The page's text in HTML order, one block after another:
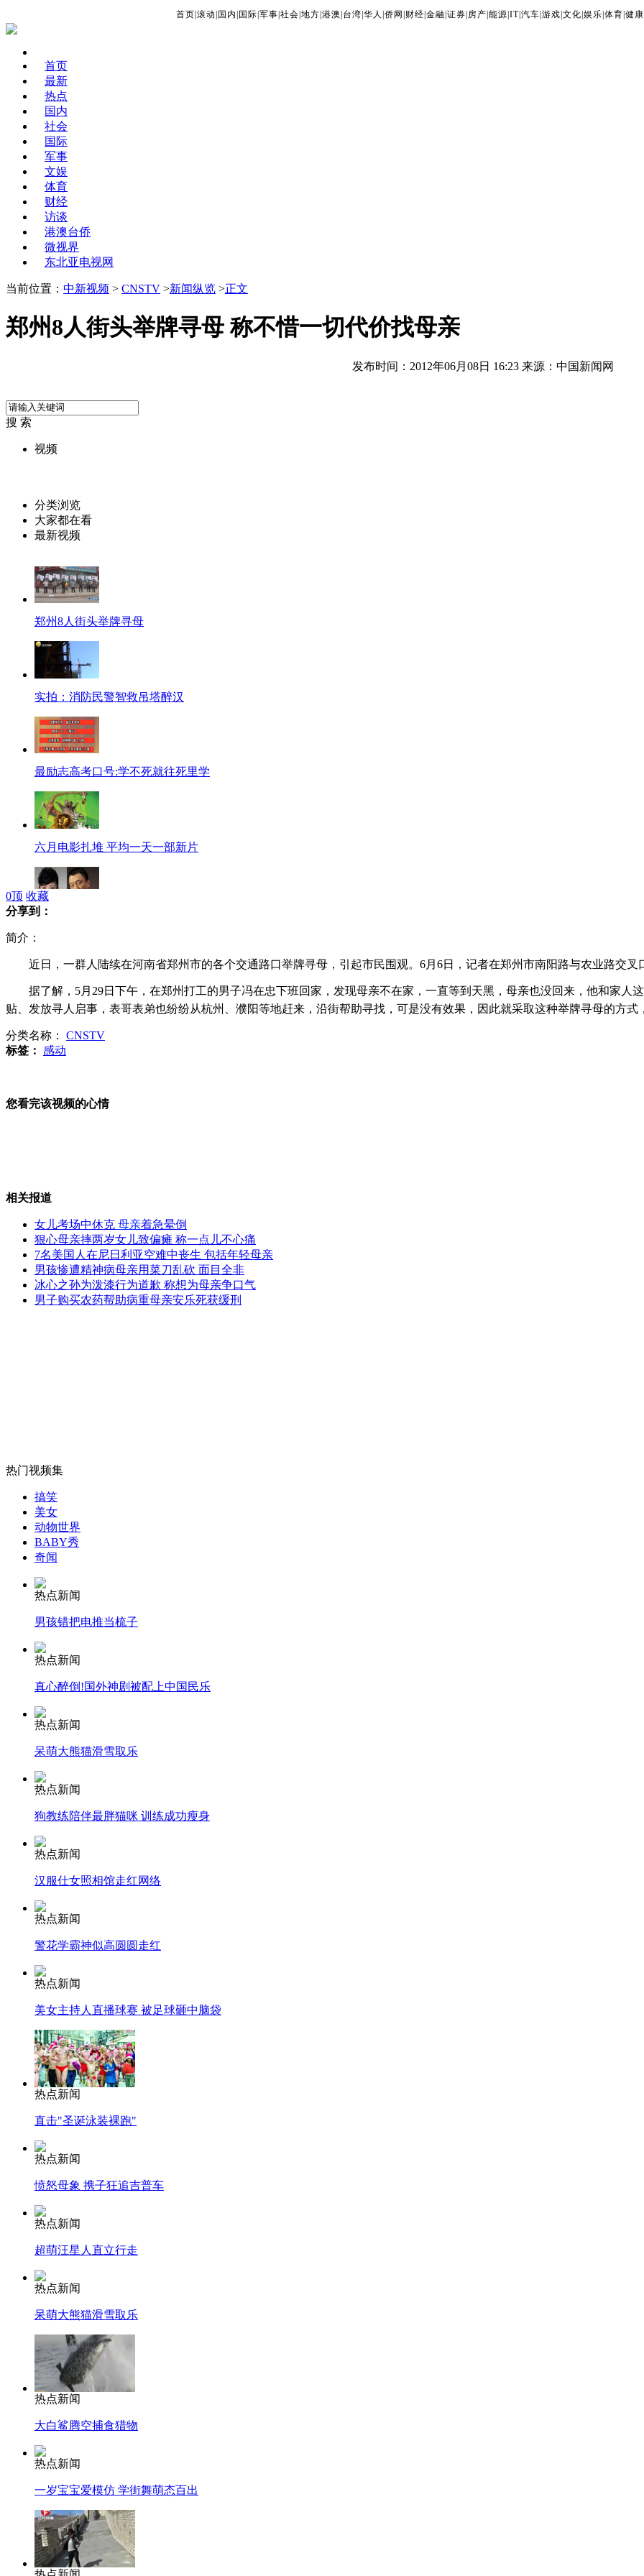
首页 滚动 国内 国际 军事 社会 地方 港澳 台湾 华人 侨网 财经 金融 证券 房产 能源 IT| 汽车 游戏 文化 娱乐 体育 健康
首页
最新
热点
国内
社会
国际
军事
文娱
体育
财经
访谈
港澳台侨
微视界
东北亚电视网
当前位置： 中新视频 > CNSTV >新闻纵览 >正文
郑州8人街头举牌寻母 称不惜一切代价找母亲
发布时间：2012年06月08日 16:23 来源：中国新闻网
搜 索
视频
分类浏览
大家都在看
最新视频
郑州8人街头举牌寻母
实拍：消防民警智救吊塔醉汉
最励志高考口号:学不死就往死里学
六月电影扎堆 平均一天一部新片
哈尔滨机场现两“炸弹” 吓一大跳
日混凝土码头海啸一年后漂至美国
秘鲁一架直升机起飞后神秘失踪
无痛分娩是否安全 医生回应
外交部：反对强权政治霸凌主义
安徽一实载49人客车翻车
走！跟着总书记去植树
消防员救轻生者
纽约上演“枕头大战”
司机酒驾遇交警 急速倒车逃窜
0顶 收藏
分享到：
简介：
近日，一群人陆续在河南省郑州市的各个交通路口举牌寻母，引起市民围观。6月6日，记者在郑州市南阳路与农业路交叉
据了解，5月29日下午，在郑州打工的男子冯在忠下班回家，发现母亲不在家，一直等到天黑，母亲也没回来，他和家人
贴、发放寻人启事，表哥表弟也纷纷从杭州、濮阳等地赶来，沿街帮助寻找，可是没有效果，因此就采取这种举牌寻母的方式
分类名称： CNSTV
标签： 感动
您看完该视频的心情
相关报道
女儿考场中休克 母亲着急晕倒
狠心母亲摔两岁女儿致偏瘫 称一点儿不心痛
7名美国人在尼日利亚空难中丧生 包括年轻母亲
男孩惨遭精神病母亲用菜刀乱砍 面目全非
冰心之孙为泼漆行为道歉 称想为母亲争口气
男子购买农药帮助病重母亲安乐死获缓刑
热门视频集
搞笑
美女
动物世界
BABY秀
奇闻
热点新闻
男孩错把电推当梳子
热点新闻
真心醉倒!国外神剧被配上中国民乐
热点新闻
呆萌大熊猫滑雪取乐
热点新闻
狗教练陪伴最胖猫咪 训练成功瘦身
热点新闻
汉服仕女照相馆走红网络
热点新闻
警花学霸神似高圆圆走红
热点新闻
美女主持人直播球赛 被足球砸中脑袋
热点新闻
直击"圣诞泳装裸跑"
热点新闻
愤怒母象 携子狂追吉普车
热点新闻
超萌汪星人直立行走
热点新闻
呆萌大熊猫滑雪取乐
热点新闻
大白鲨腾空捕食猎物
热点新闻
一岁宝宝爱模仿 学街舞萌态百出